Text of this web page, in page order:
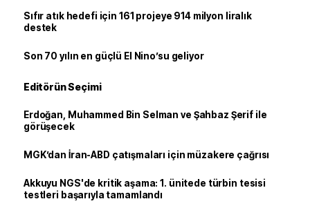
Sıfır atık hedefi için 161 projeye 914 milyon liralık
destek
Son 70 yılın en güçlü El Nino’su geliyor
Editörün Seçimi
Erdoğan, Muhammed Bin Selman ve Şahbaz Şerif ile
görüşecek
MGK’dan İran-ABD çatışmaları için müzakere çağrısı
Akkuyu NGS'de kritik aşama: 1. ünitede türbin tesisi
testleri başarıyla tamamlandı